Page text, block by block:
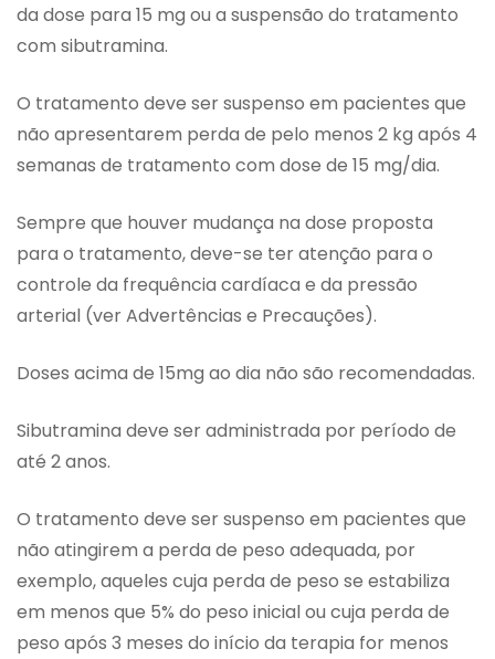
da dose para 15 mg ou a suspensão do tratamento
com sibutramina.
O tratamento deve ser suspenso em pacientes que
não apresentarem perda de pelo menos 2 kg após 4
semanas de tratamento com dose de 15 mg/dia.
Sempre que houver mudança na dose proposta
para o tratamento, deve-se ter atenção para o
controle da frequência cardíaca e da pressão
arterial (ver Advertências e Precauções).
Doses acima de 15mg ao dia não são recomendadas.
Sibutramina deve ser administrada por período de
até 2 anos.
O tratamento deve ser suspenso em pacientes que
não atingirem a perda de peso adequada, por
exemplo, aqueles cuja perda de peso se estabiliza
em menos que 5% do peso inicial ou cuja perda de
peso após 3 meses do início da terapia for menos